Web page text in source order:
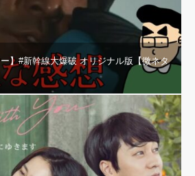
】#新幹線大爆破 オリジナル版【微ネタ